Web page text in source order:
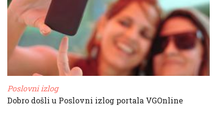
Poslovni izlog
Dobro došli u Poslovni izlog portala VGOnline